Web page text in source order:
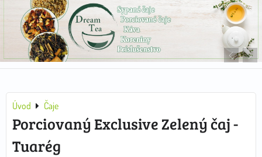
Úvod Čaje
Porciovaný Exclusive Zelený čaj -
Tuarég